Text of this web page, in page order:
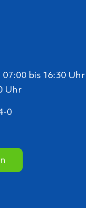
07:00 bis 16:30 Uhr
Uhr
0